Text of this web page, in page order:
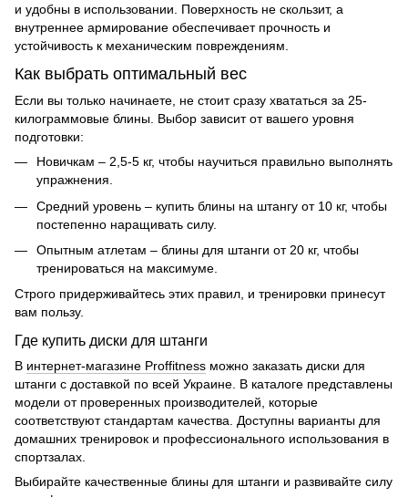
и удобны в использовании. Поверхность не скользит, а
внутреннее армирование обеспечивает прочность и
устойчивость к механическим повреждениям.
Как выбрать оптимальный вес
Если вы только начинаете, не стоит сразу хвататься за 25-
килограммовые блины. Выбор зависит от вашего уровня
подготовки:
Новичкам – 2,5-5 кг, чтобы научиться правильно выполнять
упражнения.
Средний уровень – купить блины на штангу от 10 кг, чтобы
постепенно наращивать силу.
Опытным атлетам – блины для штанги от 20 кг, чтобы
тренироваться на максимуме.
Строго придерживайтесь этих правил, и тренировки принесут
вам пользу.
Где купить диски для штанги
В интернет-магазине Proffitness можно заказать диски для
штанги с доставкой по всей Украине. В каталоге представлены
модели от проверенных производителей, которые
соответствуют стандартам качества. Доступны варианты для
домашних тренировок и профессионального использования в
спортзалах.
Выбирайте качественные блины для штанги и развивайте силу